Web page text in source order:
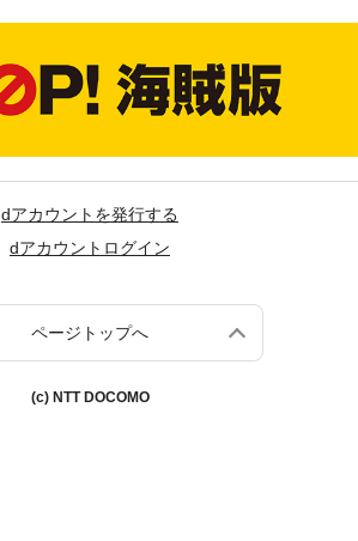
dアカウントを発行する
dアカウントログイン
ページトップへ
(c) NTT DOCOMO